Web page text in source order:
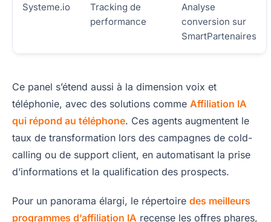
Systeme.io
Tracking de
performance
Analyse
conversion sur
SmartPartenaires
Ce panel s’étend aussi à la dimension voix et
téléphonie, avec des solutions comme Affiliation IA
qui répond au téléphone. Ces agents augmentent le
taux de transformation lors des campagnes de cold-
calling ou de support client, en automatisant la prise
d’informations et la qualification des prospects.
Pour un panorama élargi, le répertoire des meilleurs
programmes d’affiliation IA recense les offres phares,